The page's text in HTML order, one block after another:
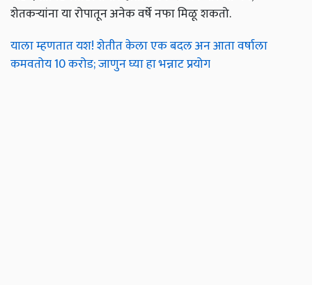
शेतकऱ्यांना या रोपातून अनेक वर्षे नफा मिळू शकतो.
याला म्हणतात यश! शेतीत केला एक बदल अन आता वर्षाला
कमवतोय 10 करोड; जाणुन घ्या हा भन्नाट प्रयोग